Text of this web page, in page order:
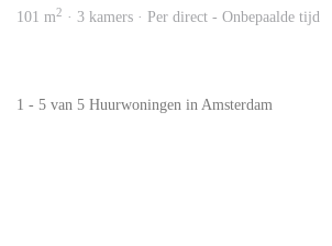
101 m2 · 3 kamers · Per direct - Onbepaalde tijd
1 - 5 van 5 Huurwoningen in Amsterdam